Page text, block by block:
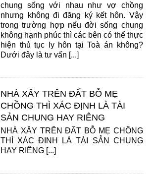
chung sống với nhau như vợ chồng
nhưng không đi đăng ký kết hôn. Vậy
trong trường hợp nếu đời sống chung
không hạnh phúc thì các bên có thể thực
hiện thủ tục ly hôn tại Toà án không?
Dưới đây là tư vấn [...]
NHÀ XÂY TRÊN ĐẤT BỖ MẸ
CHỒNG THÌ XÁC ĐỊNH LÀ TÀI
SẢN CHUNG HAY RIÊNG
NHÀ XÂY TRÊN ĐẤT BỖ MẸ CHỒNG
THÌ XÁC ĐỊNH LÀ TÀI SẢN CHUNG
HAY RIÊNG [...]